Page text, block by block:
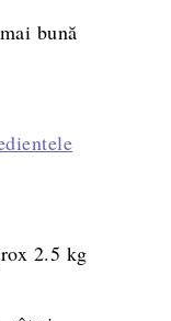
bună
2.5 kg